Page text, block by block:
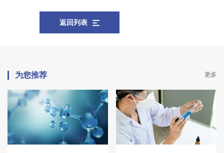
返回列表
为您推荐 更多